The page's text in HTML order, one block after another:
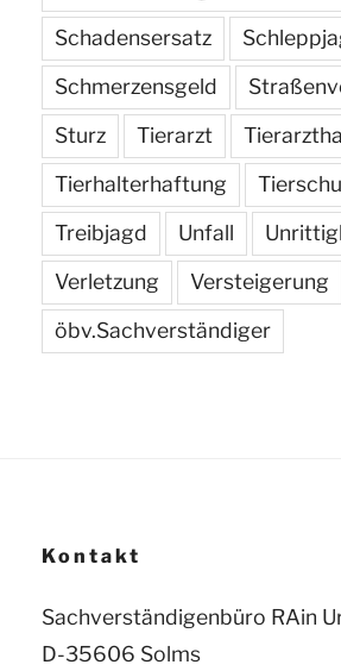
Schadensersatz
Schmerzensgeld
Sturz
Tierarzt
Tierhalterhaftung
Treibjagd
Unfall
Verletzung
Versteigerung
öbv.Sachverständiger
Kontakt
Sachverständigenbüro RAin
D-35606 Solms